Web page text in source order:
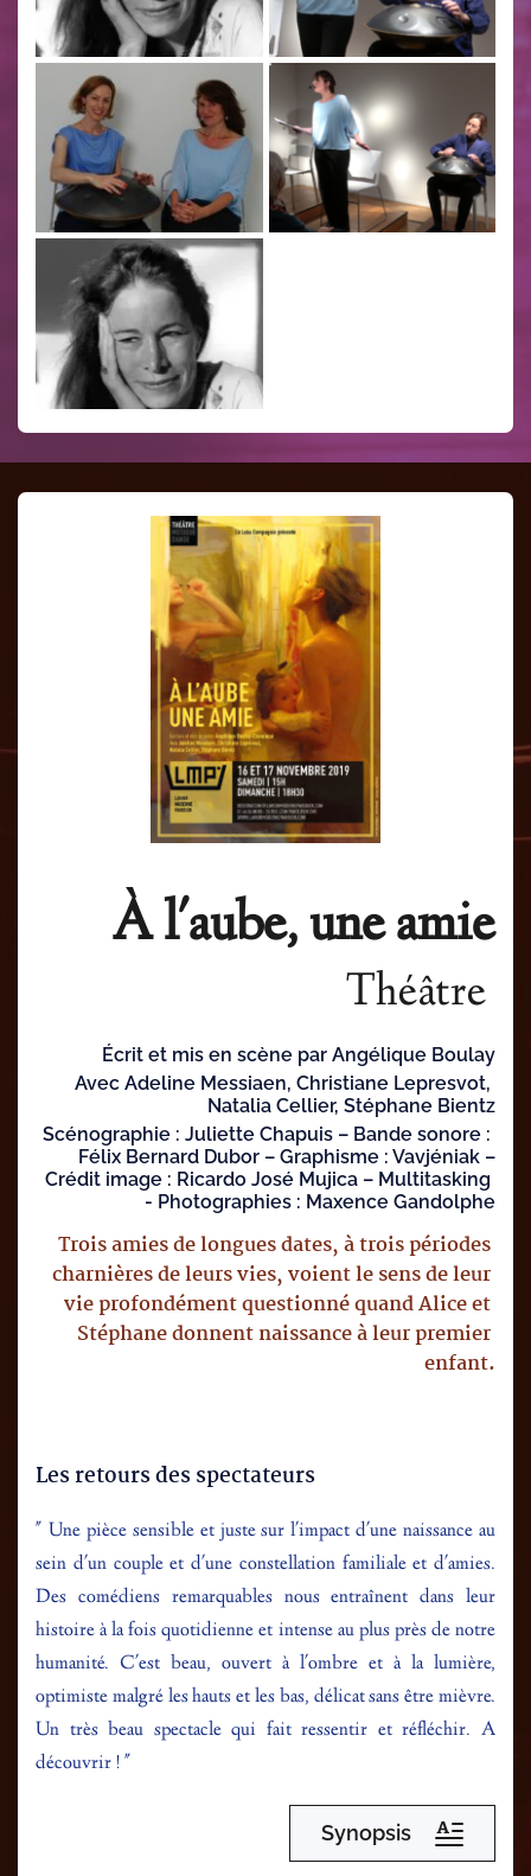
À l'aube, une amie
Théâtre
Écrit et mis en scène par Angélique Boulay
Avec Adeline Messiaen, Christiane Lepresvot,
Natalia Cellier, Stéphane Bientz
Scénographie : Juliette Chapuis – Bande sonore :
Félix Bernard Dubor – Graphisme : Vavjéniak –
Crédit image : Ricardo José Mujica – Multitasking
- Photographies : Maxence Gandolphe
Trois amies de longues dates, à trois périodes
charnières de leurs vies, voient le sens de leur
vie profondément questionné quand Alice et
Stéphane donnent naissance à leur premier
enfant.
Les retours des spectateurs
" Une pièce sensible et juste sur l'impact d'une naissance au
sein d'un couple et d'une constellation familiale et d'amies.
Des comédiens remarquables nous entraînent dans leur
histoire à la fois quotidienne et intense au plus près de notre
humanité. C'est beau, ouvert à l'ombre et à la lumière,
optimiste malgré les hauts et les bas, délicat sans être mièvre.
Un très beau spectacle qui fait ressentir et réfléchir. A
découvrir ! "
Synopsis